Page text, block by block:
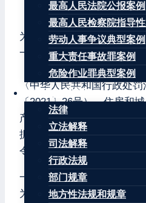
最高人民法院公报案例
最高人民检察院指导性
劳动人事争议典型案例
重大责任事故罪案例
危险作业罪典型案例
法律法规
法律
立法解释
司法解释
行政法规
部门规章
地方性法规和规章
令第54号公布 自公
为了贯彻落实《国务院关于
一步激发市场主体发展活力
〔2021〕7号）、《国务
〈中华人民共和国行政处
〔2021〕26号），住房和
产开发企业资质管理规定
据住房和城乡建设部令第
令第45号修改）作如下修改
一、将第四条第一款中的“
为“住房和城乡建设主管部